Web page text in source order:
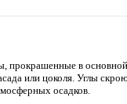
прокрашенные в
или цоколя. Углы
осадков.